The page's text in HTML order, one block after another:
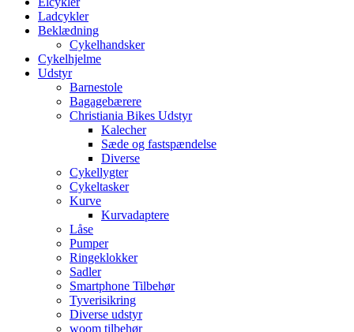
Ladcykler
Beklædning
Cykelhandsker
Cykelhjelme
Udstyr
Barnestole
Bagagebærere
Christiania Bikes Udstyr
Kalecher
Sæde og fastspændelse
Diverse
Cykellygter
Cykeltasker
Kurve
Kurvadaptere
Låse
Pumper
Ringeklokker
Sadler
Smartphone Tilbehør
Tyverisikring
Diverse udstyr
woom tilbehør